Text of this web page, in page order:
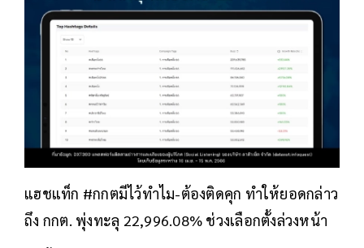
แฮชแท็ก #กกตมีไว้ทำไม-ต้องติดคุก ทำให้ยอดกล่าว
ถึง กกต. พุ่งทะลุ 22,996.08% ช่วงเลือกตั้งล่วงหน้า